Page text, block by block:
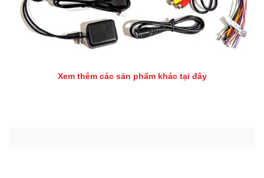
Xem thêm các sản phẩm khác tại đây